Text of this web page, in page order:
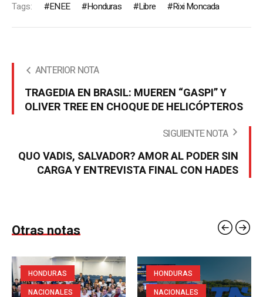
Tags: ENEE Honduras Libre Rixi Moncada
ANTERIOR NOTA
TRAGEDIA EN BRASIL: MUEREN “GASPI” Y
OLIVER TREE EN CHOQUE DE HELICÓPTEROS
SIGUIENTE NOTA
QUO VADIS, SALVADOR? AMOR AL PODER SIN
CARGA Y ENTREVISTA FINAL CON HADES
Otras notas
HONDURAS
NACIONALES
HONDURAS
NACIONALES